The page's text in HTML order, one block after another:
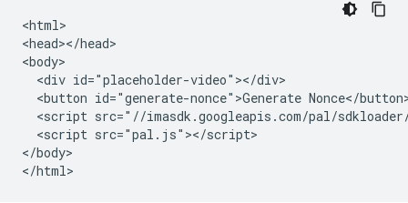
<html>
<head></head>
<body>
  <div id="placeholder-video"></div>
<button id="generate-nonce">Generate Nonce</
<script src="//imasdk.googleapis.com/pal/
  <script src="pal.js"></script>
</body>